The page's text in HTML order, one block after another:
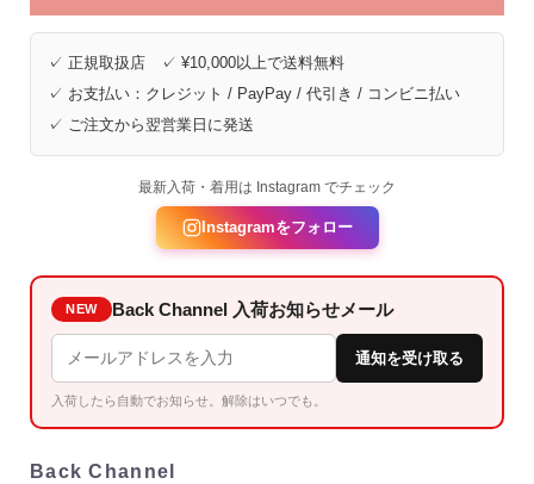
✓ 正規取扱店 ✓ ¥10,000以上で送料無料
✓ お支払い：クレジット / PayPay / 代引き / コンビニ払い
✓ ご注文から翌営業日に発送
最新入荷・着用は Instagram でチェック
Instagramをフォロー
NEW Back Channel 入荷お知らせメール
通知を受け取る
入荷したら自動でお知らせ。解除はいつでも。
Back Channel